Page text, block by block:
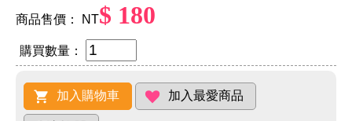
商品售價： NT$ 180
購買數量：